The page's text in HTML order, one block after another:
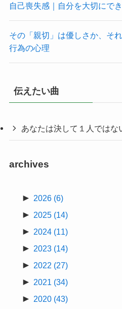
自己喪失感｜自分を大切にで
その「親切」は優しさか、そ
行為の心理
伝えたい曲
あなたは決して１人ではな
archives
► 2026 (6)
► 2025 (14)
► 2024 (11)
► 2023 (14)
► 2022 (27)
► 2021 (34)
► 2020 (43)